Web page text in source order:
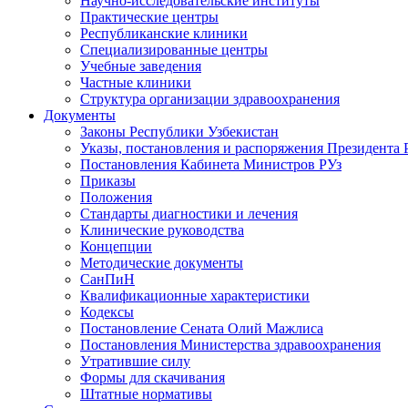
Практические центры
Республиканские клиники
Специализированные центры
Учебные заведения
Частные клиники
Структура организации здравоохранения
Документы
Законы Республики Узбекистан
Указы, постановления и распоряжения Президента
Постановления Кабинета Министров РУз
Приказы
Положения
Стандарты диагностики и лечения
Клинические руководства
Концепции
Методические документы
СанПиН
Квалификационные характеристики
Кодексы
Постановление Сената Олий Мажлиса
Постановления Министерства здравоохранения
Утратившие силу
Формы для скачивания
Штатные нормативы